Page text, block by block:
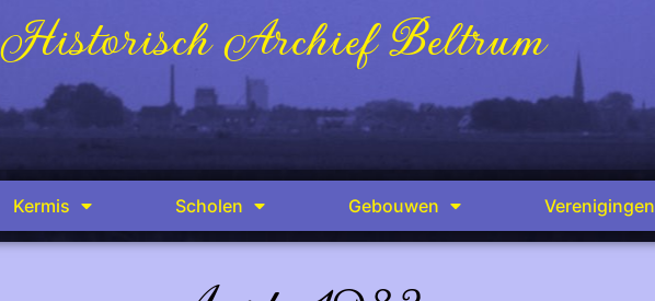
Historisch Archief Beltrum
Kermis Scholen Gebouwen Verenigingen